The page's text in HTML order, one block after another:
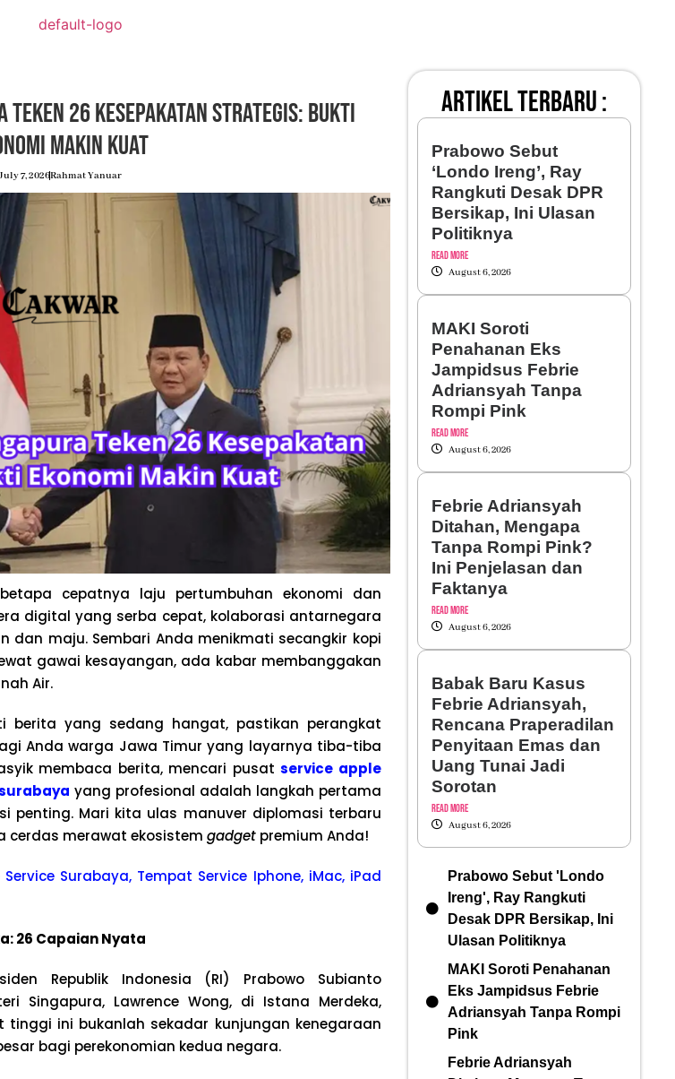
Teken 26 Kesepakatan Strategis: Bukti
Makin Kuat
7, 2026Rahmat Yanuar
cepatnya laju pertumbuhan ekonomi dan
digital yang serba cepat, kolaborasi antarnegara
dan maju. Sembari Anda menikmati secangkir kopi
gawai kesayangan, ada kabar membanggakan
Air.
berita yang sedang hangat, pastikan perangkat
Anda warga Jawa Timur yang layarnya tiba-tiba
membaca berita, mencari pusatservice apple
yang profesional adalah langkah pertama
penting. Mari kita ulas manuver diplomasi terbaru
cerdas merawat ekosistem gadgetpremium Anda!
Surabaya, Tempat Service Iphone, iMac, iPad
26 Capaian Nyata
Republik Indonesia (RI) Prabowo Subianto
Singapura, Lawrence Wong, di Istana Merdeka,
ini bukanlah sekadar kunjungan kenegaraan
bagi perekonomian kedua negara.
artikel terbaru :
Prabowo Sebut
‘Londo Ireng’, Ray
Rangkuti Desak DPR
Bersikap, Ini Ulasan
Politiknya
Read More
August 6, 2026
MAKI Soroti
Penahanan Eks
Jampidsus Febrie
Adriansyah Tanpa
Rompi Pink
Read More
August 6, 2026
Febrie Adriansyah
Ditahan, Mengapa
Tanpa Rompi Pink?
Ini Penjelasan dan
Faktanya
Read More
August 6, 2026
Babak Baru Kasus
Febrie Adriansyah,
Rencana Praperadilan
Penyitaan Emas dan
Uang Tunai Jadi
Sorotan
Read More
August 6, 2026
Prabowo Sebut 'Londo
Ireng', Ray Rangkuti
Desak DPR Bersikap, Ini
Ulasan Politiknya
MAKI Soroti Penahanan
Eks Jampidsus Febrie
Adriansyah Tanpa Rompi
Pink
Febrie Adriansyah